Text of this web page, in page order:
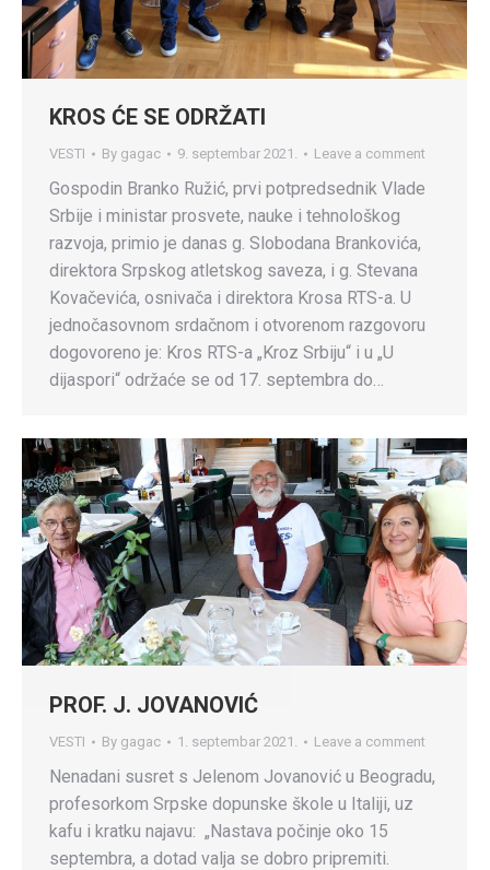
KROS ĆE SE ODRŽATI
VESTI By gagac 9. septembar 2021. Leave a comment
Gospodin Branko Ružić, prvi potpredsednik Vlade
Srbije i ministar prosvete, nauke i tehnološkog
razvoja, primio je danas g. Slobodana Brankovića,
direktora Srpskog atletskog saveza, i g. Stevana
Kovačevića, osnivača i direktora Krosa RTS-a. U
jednočasovnom srdačnom i otvorenom razgovoru
dogovoreno je: Kros RTS-a „Kroz Srbiju“ i u „U
dijaspori“ održaće se od 17. septembra do…
PROF. J. JOVANOVIĆ
VESTI By gagac 1. septembar 2021. Leave a comment
Nenadani susret s Jelenom Jovanović u Beogradu,
profesorkom Srpske dopunske škole u Italiji, uz
kafu i kratku najavu: „Nastava počinje oko 15
septembra, a dotad valja se dobro pripremiti.